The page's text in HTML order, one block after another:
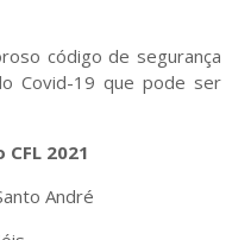
código de segurança
Covid-19 que pode ser
2021
André